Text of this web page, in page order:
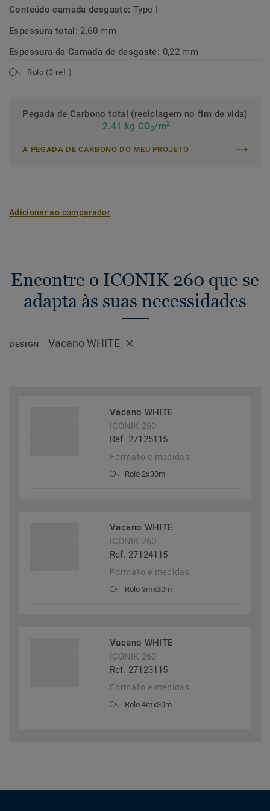
Conteúdo camada desgaste: Type I
Espessura total: 2,60 mm
Espessura da Camada de desgaste: 0,22 mm
Rolo (3 ref.)
Pegada de Carbono total (reciclagem no fim de vida)
2.41 kg CO2/m2
A PEGADA DE CARBONO DO MEU PROJETO
Adicionar ao comparador
Encontre o ICONIK 260 que se
adapta às suas necessidades
DESIGN Vacano WHITE
Vacano WHITE
ICONIK 260
Ref. 27125115
Formato e medidas
Rolo 2x30m
Vacano WHITE
ICONIK 260
Ref. 27124115
Formato e medidas
Rolo 3mx30m
Vacano WHITE
ICONIK 260
Ref. 27123115
Formato e medidas
Rolo 4mx30m